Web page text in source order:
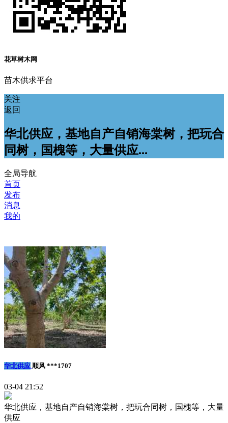
花草树木网
苗木供求平台
关注
返回
华北供应，基地自产自销海棠树，把玩合
同树，国槐等，大量供应...
全局导航
首页
发布
消息
我的
华北供应 顺风 ***1707
03-04 21:52
华北供应，基地自产自销海棠树，把玩合同树，国槐等，大量
供应